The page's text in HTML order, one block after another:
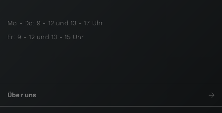
Mo - Do: 9 - 12 und 13 - 17 Uhr
Fr: 9 - 12 und 13 - 15 Uhr
Über uns